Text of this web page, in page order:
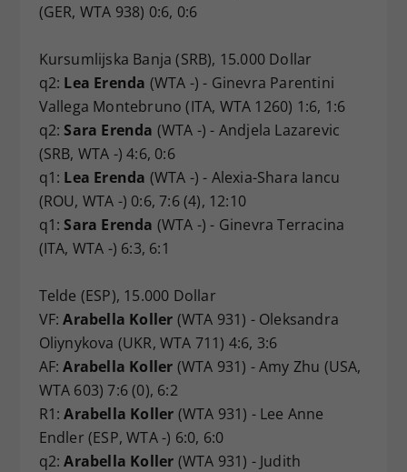
(GER, WTA 938) 0:6, 0:6
Kursumlijska Banja (SRB), 15.000 Dollar
q2: Lea Erenda (WTA -) - Ginevra Parentini
Vallega Montebruno (ITA, WTA 1260) 1:6, 1:6
q2:Sara Erenda (WTA -) - Andjela Lazarevic
(SRB, WTA -) 4:6, 0:6
q1: Lea Erenda (WTA -) - Alexia-Shara Iancu
(ROU, WTA -) 0:6, 7:6 (4), 12:10
q1:Sara Erenda (WTA -) - Ginevra Terracina
(ITA, WTA -) 6:3, 6:1
Telde (ESP), 15.000 Dollar
VF:Arabella Koller (WTA 931) - Oleksandra
Oliynykova (UKR, WTA 711) 4:6, 3:6
AF:Arabella Koller (WTA 931) - Amy Zhu (USA,
WTA 603) 7:6 (0), 6:2
R1:Arabella Koller (WTA 931) - Lee Anne
Endler (ESP, WTA -) 6:0, 6:0
q2:Arabella Koller (WTA 931) - Judith